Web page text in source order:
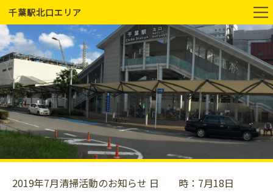
千葉駅北口エリア
2019年7月清掃活動のお知らせ 日 時：7月18日